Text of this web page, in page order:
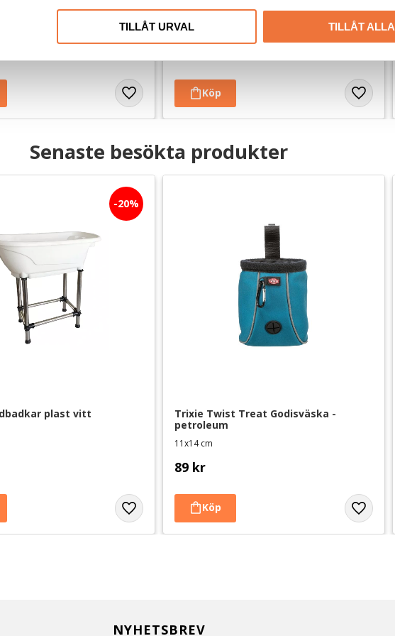
TILLÅT URVAL TILLÅT ALLA
utan tillsatser, ursprung EU Torkat hundgodis utan tillsatser, ursprung EU
Senaste besökta produkter
plast vitt
20%
Trixie Twist Treat Godisväska -
petroleum
11x14 cm
89 kr
NYHETSBREV